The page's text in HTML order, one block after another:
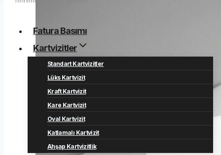
Fatura Basımı
Kartvizitler
Standart Kartvizitler
Lüks Kartvizit
Kraft Kartvizit
Kare Kartvizit
Oval Kartvizit
Katlamalı Kartvizit
Ahşap Kartvizitlik